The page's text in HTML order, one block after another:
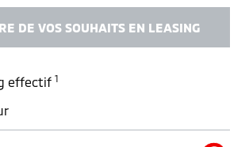
DE VOS SOUHAITS EN LEASING
effectif 1